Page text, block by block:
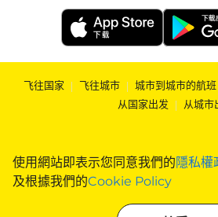
使用網站即表示您同意我們的隱私權
及根據我們的Cookie Policy
飞往国家 | 飞往城市 | 城市到城市的航班
从国家出发 | 从城市